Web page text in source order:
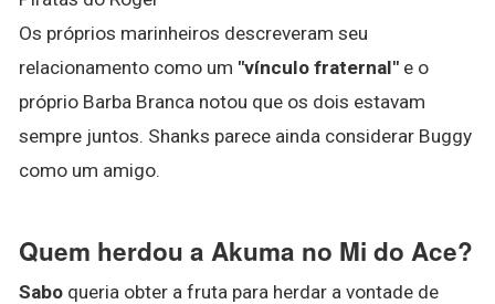
Os próprios marinheiros descreveram seu
relacionamento como um "vínculo fraternal" e o
próprio Barba Branca notou que os dois estavam
sempre juntos. Shanks parece ainda considerar Buggy
como um amigo.
Quem herdou a Akuma no Mi do Ace?
Sabo queria obter a fruta para herdar a vontade de